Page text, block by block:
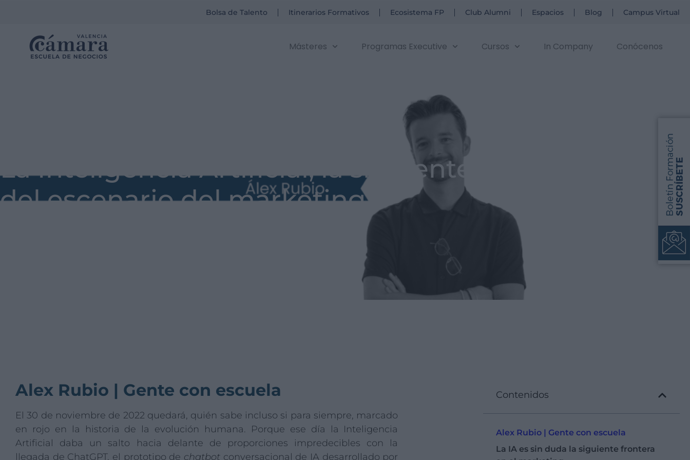
Bolsa de Talento Itinerarios Formativos Ecosistema FP Club Alumni Espacios Blog Campus Virtual
Másteres Programas Executive Cursos In Company Conócenos
La Inteligencia Artificial, la siguiente casilla
del escenario del marketing
Alex Rubio | Gente con escuela
El 30 de noviembre de 2022 quedará, quién sabe incluso si para siempre, marcado
en rojo en la historia de la evolución humana. Porque ese día la Inteligencia
Artificial daba un salto hacia delante de proporciones impredecibles con la
llegada de ChatGPT, el prototipo de chatbot conversacional de IA desarrollado por
Contenidos
Alex Rubio | Gente con escuela
La IA es sin duda la siguiente frontera